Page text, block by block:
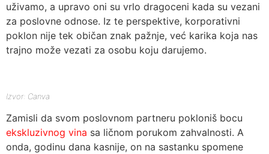
uživamo, a upravo oni su vrlo dragoceni kada su vezani
za poslovne odnose. Iz te perspektive, korporativni
poklon nije tek običan znak pažnje, već karika koja nas
trajno može vezati za osobu koju darujemo.
Izvor: Canva
Zamisli da svom poslovnom partneru pokloniš bocu
ekskluzivnog vina sa ličnom porukom zahvalnosti. A
onda, godinu dana kasnije, on na sastanku spomene